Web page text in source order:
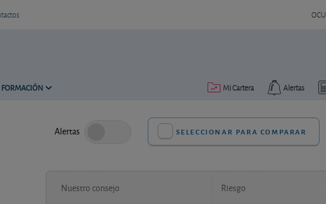
OCU
FORMACIÓN Alertas
Mi Cartera
Alertas seleccionar para comparar
Nuestro consejo Riesgo